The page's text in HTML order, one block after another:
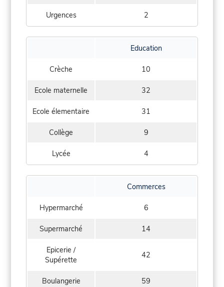
Urgences 2
Education
Crèche 10
Ecole maternelle 32
Ecole élementaire 31
Collège 9
Lycée 4
Commerces
Hypermarché 6
Supermarché 14
Epicerie /
Supérette
42
Boulangerie 59